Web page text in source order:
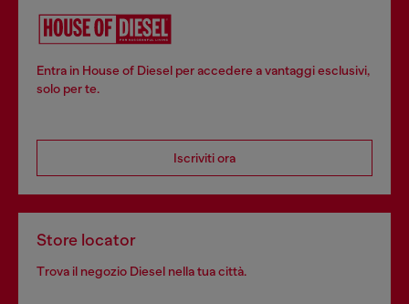
Entra in House of Diesel per accedere a vantaggi esclusivi,
solo per te.
Iscriviti ora
Store locator
Trova il negozio Diesel nella tua città.